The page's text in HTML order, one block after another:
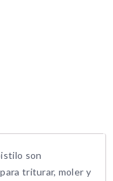
son
triturar, moler y